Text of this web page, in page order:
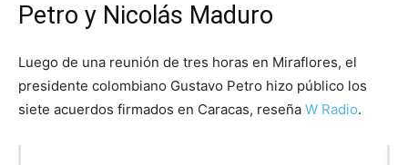
Petro y Nicolás Maduro
Luego de una reunión de tres horas en Miraflores, el
presidente colombiano Gustavo Petro hizo público los
siete acuerdos firmados en Caracas, reseña W Radio.